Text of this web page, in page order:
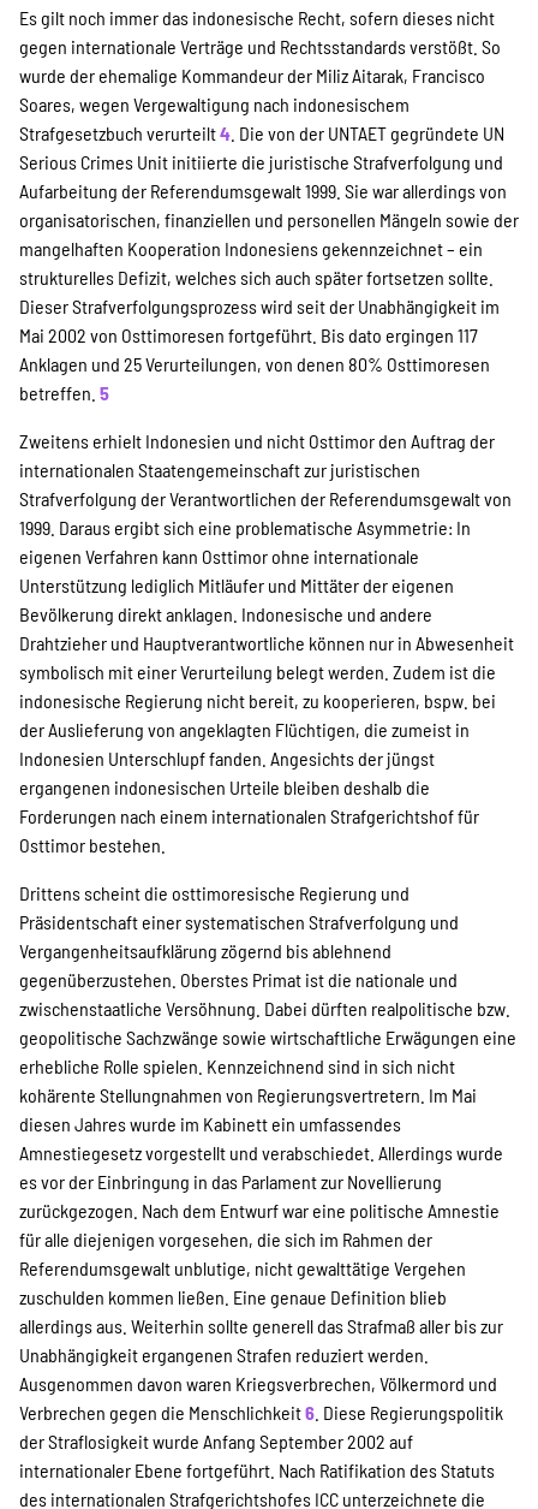
Es gilt noch immer das indonesische Recht, sofern dieses nicht
gegen internationale Verträge und Rechtsstandards verstößt. So
wurde der ehemalige Kommandeur der Miliz Aitarak, Francisco
Soares, wegen Vergewaltigung nach indonesischem
Strafgesetzbuch verurteilt4 . Die von der UNTAET gegründete UN
Serious Crimes Unit initiierte die juristische Strafverfolgung und
Aufarbeitung der Referendumsgewalt 1999. Sie war allerdings von
organisatorischen, finanziellen und personellen Mängeln sowie der
mangelhaften Kooperation Indonesiens gekennzeichnet – ein
strukturelles Defizit, welches sich auch später fortsetzen sollte.
Dieser Strafverfolgungsprozess wird seit der Unabhängigkeit im
Mai 2002 von Osttimoresen fortgeführt. Bis dato ergingen 117
Anklagen und 25 Verurteilungen, von denen 80% Osttimoresen
betreffen. 5
Zweitens erhielt Indonesien und nicht Osttimor den Auftrag der
internationalen Staatengemeinschaft zur juristischen
Strafverfolgung der Verantwortlichen der Referendumsgewalt von
1999. Daraus ergibt sich eine problematische Asymmetrie: In
eigenen Verfahren kann Osttimor ohne internationale
Unterstützung lediglich Mitläufer und Mittäter der eigenen
Bevölkerung direkt anklagen. Indonesische und andere
Drahtzieher und Hauptverantwortliche können nur in Abwesenheit
symbolisch mit einer Verurteilung belegt werden. Zudem ist die
indonesische Regierung nicht bereit, zu kooperieren, bspw. bei
der Auslieferung von angeklagten Flüchtigen, die zumeist in
Indonesien Unterschlupf fanden. Angesichts der jüngst
ergangenen indonesischen Urteile bleiben deshalb die
Forderungen nach einem internationalen Strafgerichtshof für
Osttimor bestehen.
Drittens scheint die osttimoresische Regierung und
Präsidentschaft einer systematischen Strafverfolgung und
Vergangenheitsaufklärung zögernd bis ablehnend
gegenüberzustehen. Oberstes Primat ist die nationale und
zwischenstaatliche Versöhnung. Dabei dürften realpolitische bzw.
geopolitische Sachzwänge sowie wirtschaftliche Erwägungen eine
erhebliche Rolle spielen. Kennzeichnend sind in sich nicht
kohärente Stellungnahmen von Regierungsvertretern. Im Mai
diesen Jahres wurde im Kabinett ein umfassendes
Amnestiegesetz vorgestellt und verabschiedet. Allerdings wurde
es vor der Einbringung in das Parlament zur Novellierung
zurückgezogen. Nach dem Entwurf war eine politische Amnestie
für alle diejenigen vorgesehen, die sich im Rahmen der
Referendumsgewalt unblutige, nicht gewalttätige Vergehen
zuschulden kommen ließen. Eine genaue Definition blieb
allerdings aus. Weiterhin sollte generell das Strafmaß aller bis zur
Unabhängigkeit ergangenen Strafen reduziert werden.
Ausgenommen davon waren Kriegsverbrechen, Völkermord und
Verbrechen gegen die Menschlichkeit6 . Diese Regierungspolitik
der Straflosigkeit wurde Anfang September 2002 auf
internationaler Ebene fortgeführt. Nach Ratifikation des Statuts
des internationalen Strafgerichtshofes ICC unterzeichnete die